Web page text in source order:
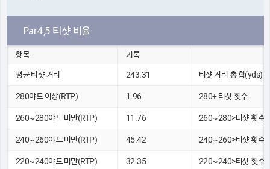
Par4,5 티샷 비율
항목 기록
평균 티샷 거리 243.31 티샷 거리 총 합(yds)
280야드 이상(RTP) 1.96 280+ 티샷 횟수
260~280야드 미만(RTP) 11.76 260~280>티샷 횟수
240~260야드 미만(RTP) 45.42 240~260>티샷 횟수
220~240야드 미만(RTP) 32.35 220~240>티샷 횟수